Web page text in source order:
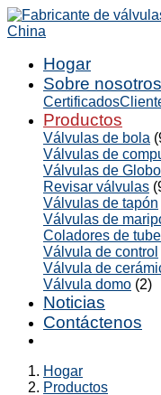
Hogar
Sobre nosotros
Certificados
Productos
Válvulas de bola
Válvulas de
Válvulas de Globo
Revisar válvulas
Válvulas de tapón
Válvulas de
Coladores de
Válvula de control
Válvula de
Válvula domo (2)
Noticias
Contáctenos
Hogar
Productos